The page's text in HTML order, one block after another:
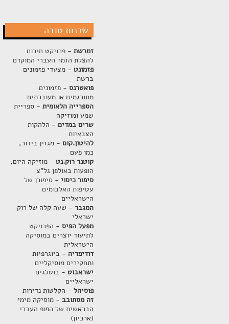
שכנות טובה
זמרשת- פרויקט חירום
להצלת הזמר העברי המוקדם
פזמונט - מצעדי פזמונים
ברשת
פואטרנס- פזמונים
מתורגמים או מעוברתים
הספרייה הלאומית- ספריית
שמע ומוזיקה
שרים במדים- הלהקות
הצבאיות
להיטון.קום- מגזין בידור,
כמו פעם
קוטנר רוק.נט - מוזיקה היום,
הופעות באולפן גל"צ
סיפור כיסוי- סיפורן של
עטיפות האלבומים
הישראליים
המגבר- שעה קלה של רוק
ישראלי
מפעל הפיס- הפרויקט
לתיעוד יוצרים במוסיקה
הישראלית
דודיפדיה - ביוגרפיות
ותחקירים מוסיקליים
ישראבוט - בוטלגים
ישראליים
פוסיהל- הקלטות נדירות
זה מסתובב- מוסיקה מימי
הבראשית של הפופ העברי
(ארכיון)